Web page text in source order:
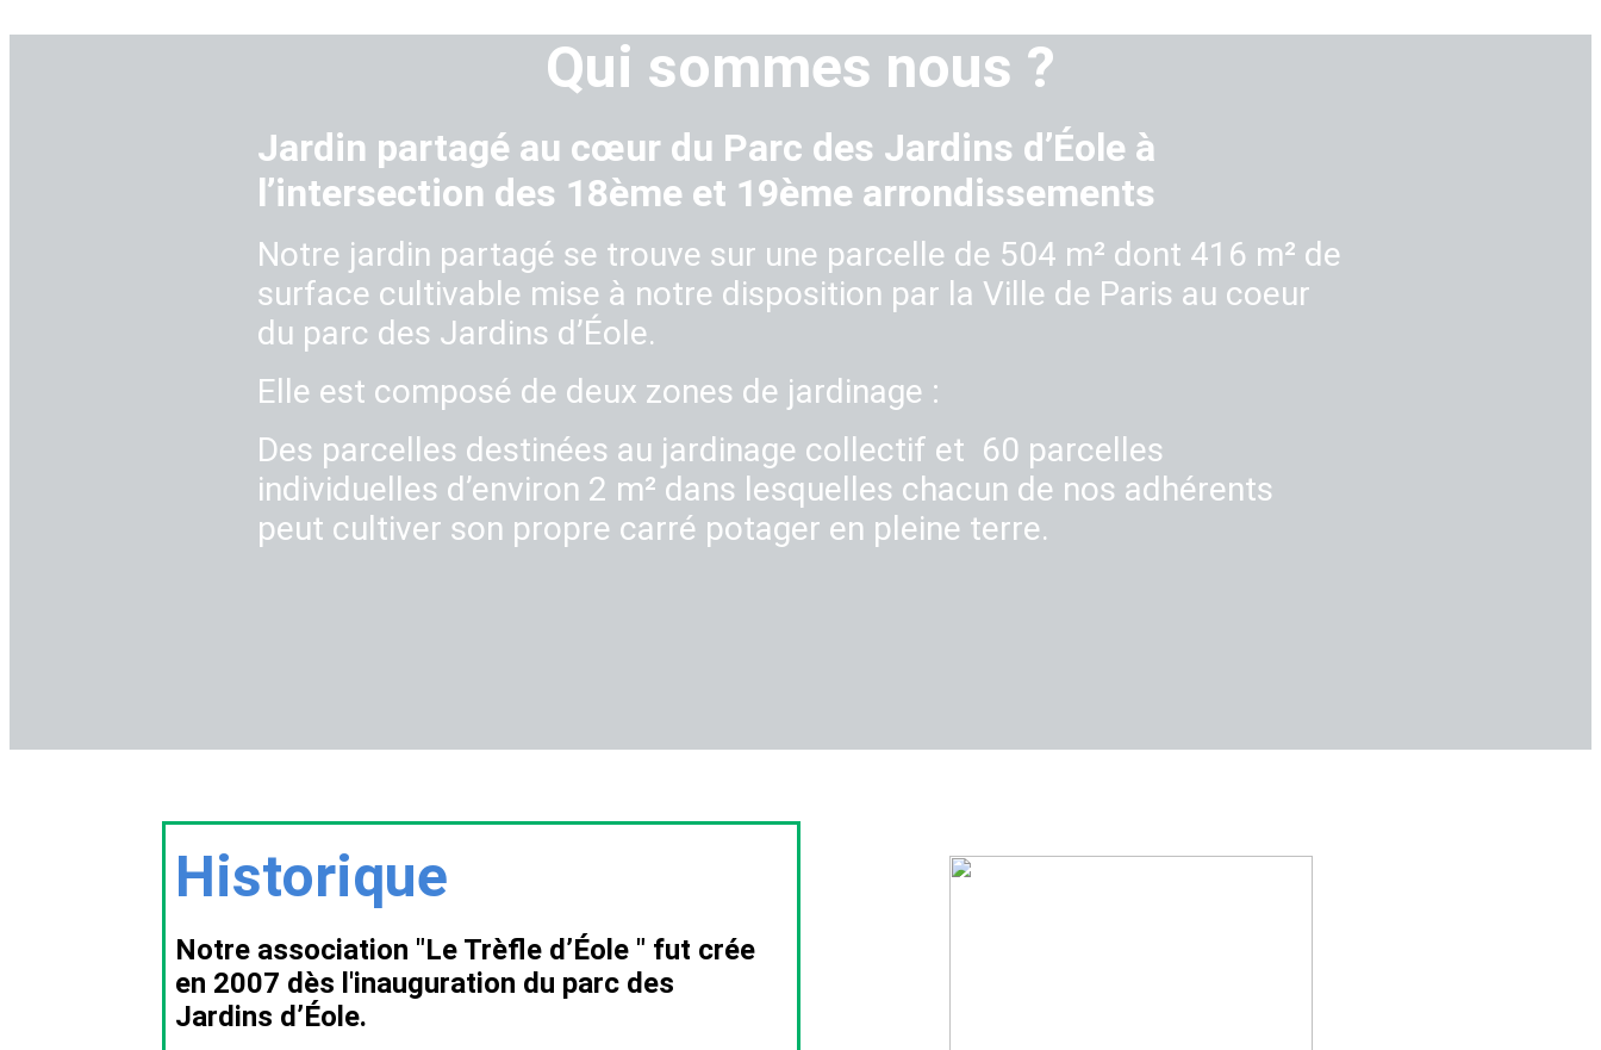
Qui sommes nous ?
Jardin partagé au cœur du Parc des Jardins d’Éole à
l’intersection des 18ème et 19ème arrondissements
Notre jardin partagé se trouve sur une parcelle de 504 m² dont 416 m² de
surface cultivable mise à notre disposition par la Ville de Paris au coeur
du parc des Jardins d’Éole.
Elle est composé de deux zones de jardinage :
Des parcelles destinées au jardinage collectif et 60 parcelles
individuelles d’environ 2 m² dans lesquelles chacun de nos adhérents
peut cultiver son propre carré potager en pleine terre.
Historique
Notre association "Le Trèfle d’Éole " fut crée
en 2007 dès l'inauguration du parc des
Jardins d’Éole.